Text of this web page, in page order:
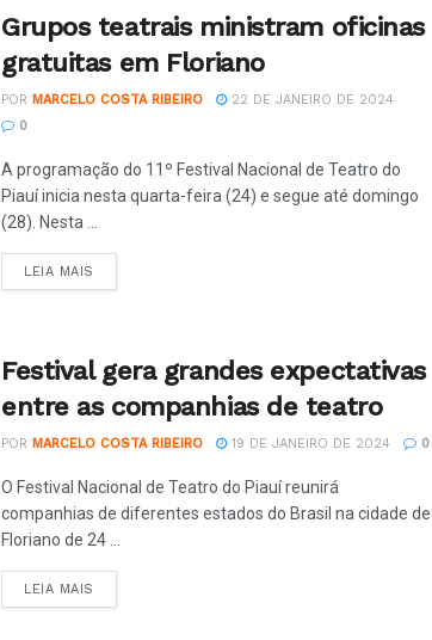
Grupos teatrais ministram oficinas
gratuitas em Floriano
POR MARCELO COSTA RIBEIRO
22 DE JANEIRO DE 2024
0
A programação do 11º Festival Nacional de Teatro do
Piauí inicia nesta quarta-feira (24) e segue até domingo
(28). Nesta ...
LEIA MAIS
Festival gera grandes expectativas
entre as companhias de teatro
POR MARCELO COSTA RIBEIRO 19 DE JANEIRO DE 2024 0
O Festival Nacional de Teatro do Piauí reunirá
companhias de diferentes estados do Brasil na cidade de
Floriano de 24 ...
LEIA MAIS